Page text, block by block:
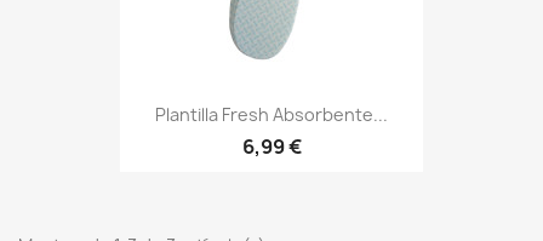
Plantilla Fresh Absorbente...
6,99 €